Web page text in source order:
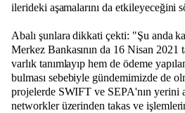
ilerideki aşamalarını da etkileyeceğini
Abalı şunlara dikkati çekti: "Şu anda
Merkez Bankasının da 16 Nisan
varlık tanımlayıp hem de ödeme
bulması sebebiyle gündemimizde de
projelerde SWIFT ve SEPA'nın yerini
networkler üzerinden takas ve